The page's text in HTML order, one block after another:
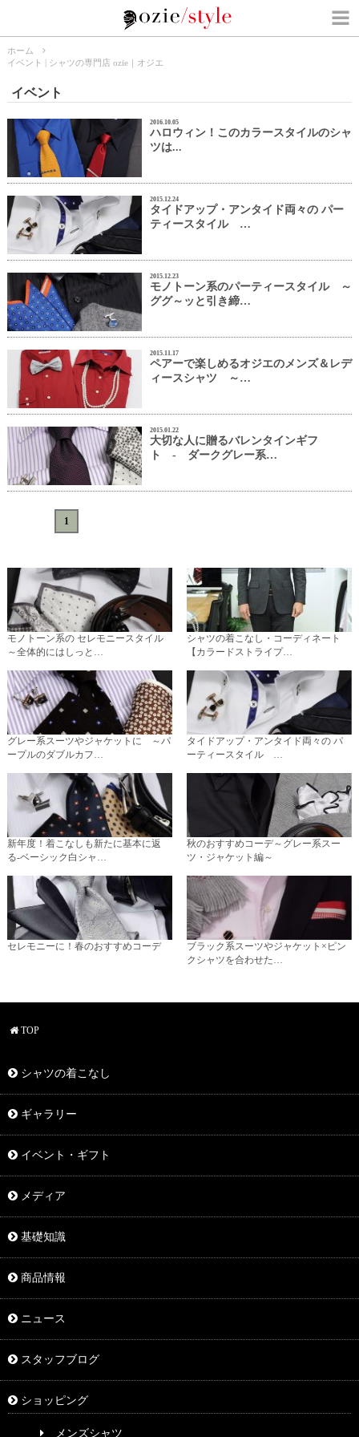
ホーム
イベント | シャツの専門店 ozie｜オジエ
イベント
2016.10.05
ハロウィン！このカラースタイルのシャ
ツは...
2015.12.24
タイドアップ・アンタイド両々の パー
ティースタイル …
2015.12.23
モノトーン系のパーティースタイル ～
ググ～ッと引き締…
2015.11.17
ペアーで楽しめるオジエのメンズ＆レデ
ィースシャツ ～…
2015.01.22
大切な人に贈るバレンタインギフ
ト - ダークグレー系…
1
モノトーン系の セレモニースタイル
～全体的にはしっと…
シャツの着こなし・コーディネート
【カラードストライプ…
グレー系スーツやジャケットに ～パ
ープルのダブルカフ…
タイドアップ・アンタイド両々の パ
ーティースタイル …
新年度！着こなしも新たに基本に返
る-ベーシック白シャ…
秋のおすすめコーデ～グレー系スー
ツ・ジャケット編～
セレモニーに！春のおすすめコーデ
ブラック系スーツやジャケット×ピン
クシャツを合わせた…
TOP
シャツの着こなし
ギャラリー
イベント・ギフト
メディア
基礎知識
商品情報
ニュース
スタッフブログ
ショッピング
メンズシャツ